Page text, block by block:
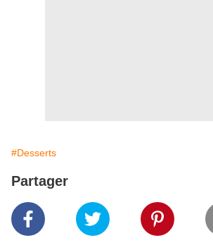
#Desserts
Partager